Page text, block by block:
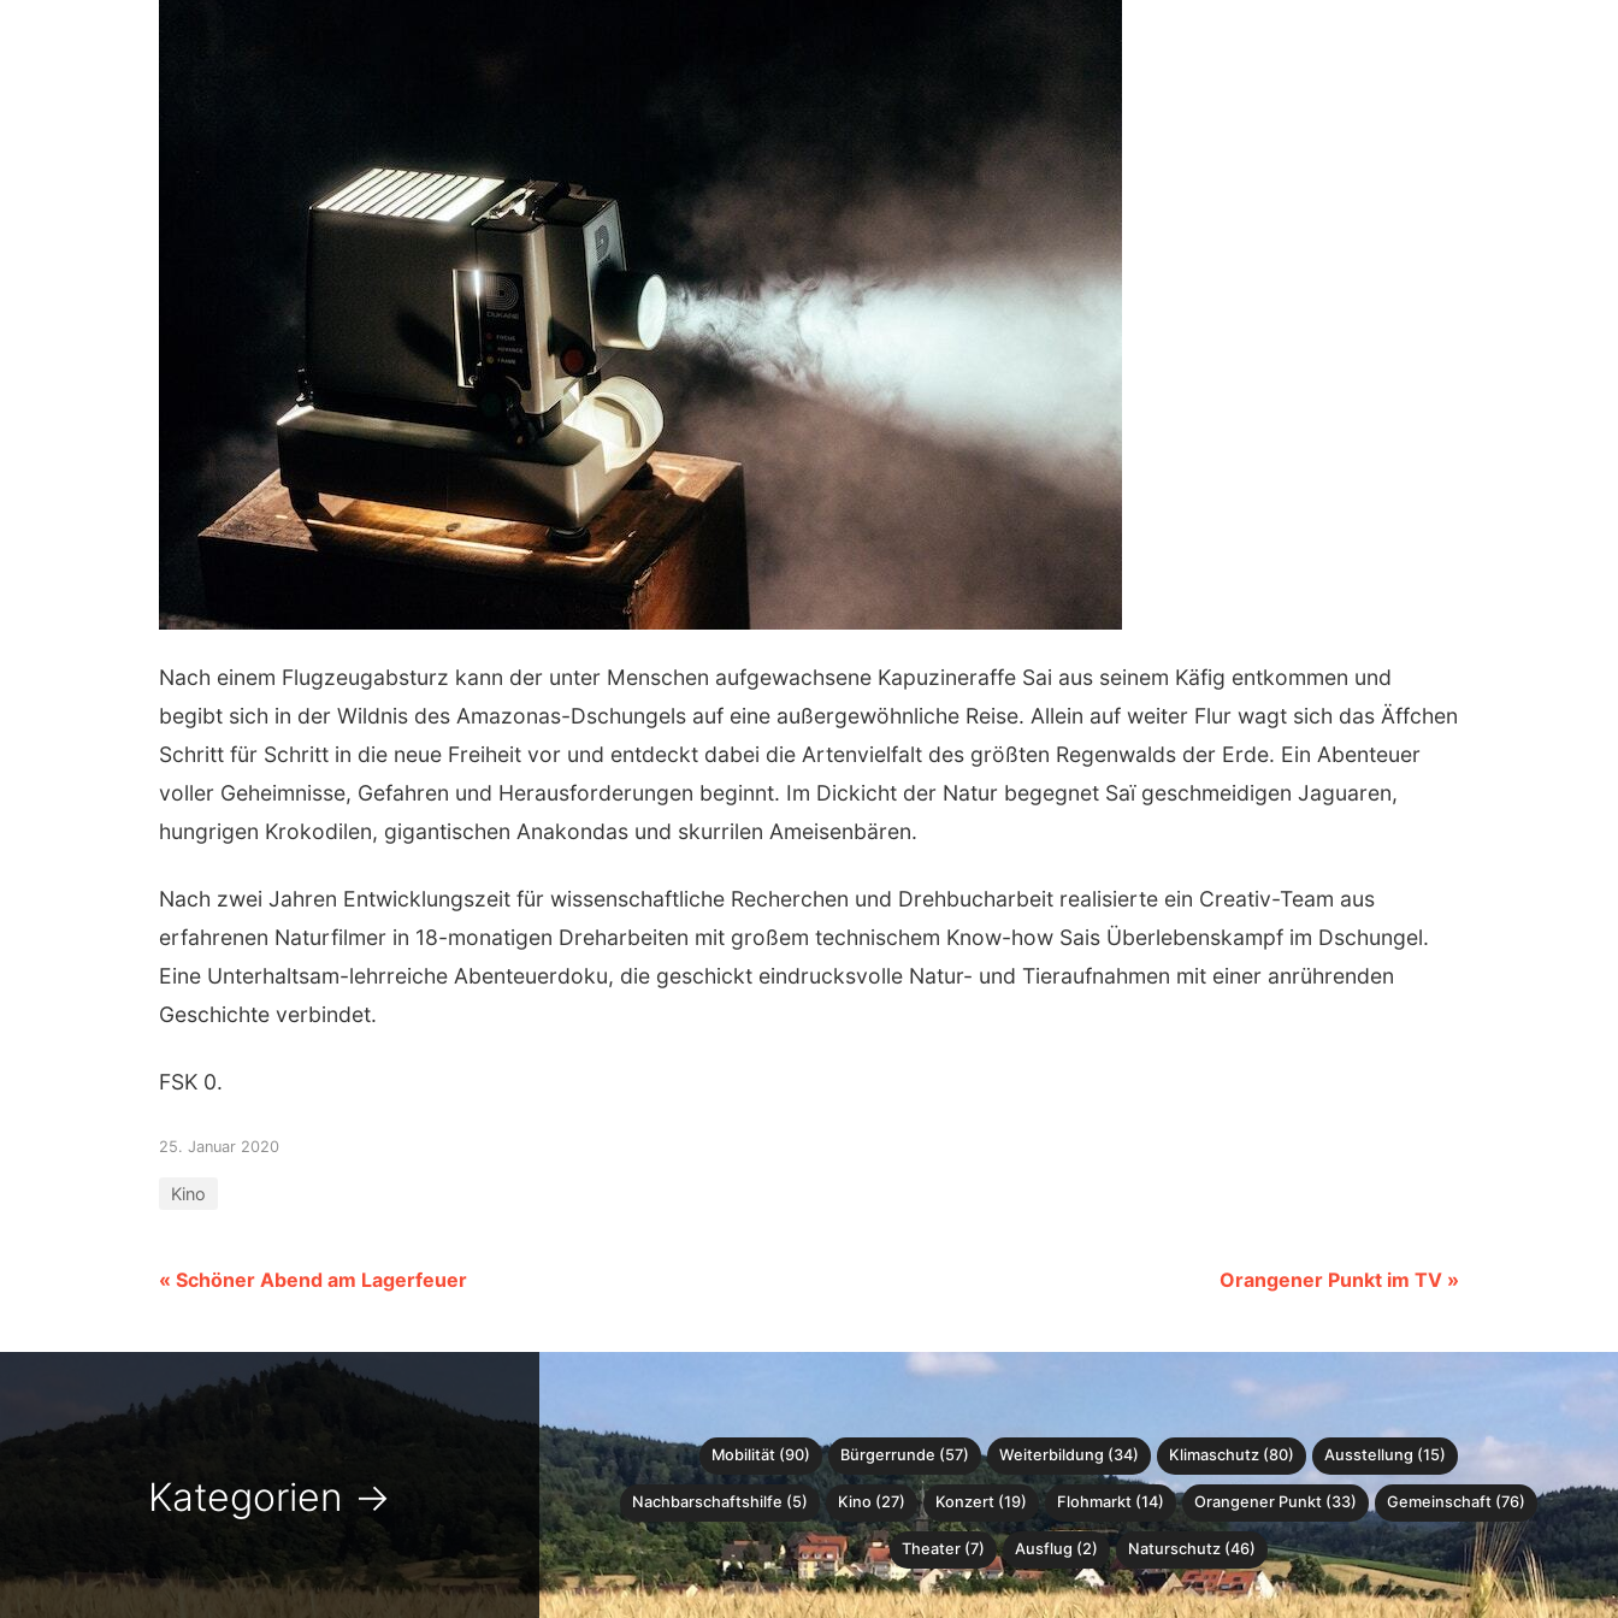
Nach einem Flugzeugabsturz kann der unter Menschen aufgewachsene Kapuzineraffe Sai aus seinem Käfig entkommen und
begibt sich in der Wildnis des Amazonas-Dschungels auf eine außergewöhnliche Reise. Allein auf weiter Flur wagt sich das Äffchen
Schritt für Schritt in die neue Freiheit vor und entdeckt dabei die Artenvielfalt des größten Regenwalds der Erde. Ein Abenteuer
voller Geheimnisse, Gefahren und Herausforderungen beginnt. Im Dickicht der Natur begegnet Saï geschmeidigen Jaguaren,
hungrigen Krokodilen, gigantischen Anakondas und skurrilen Ameisenbären.
Nach zwei Jahren Entwicklungszeit für wissenschaftliche Recherchen und Drehbucharbeit realisierte ein Creativ-Team aus
erfahrenen Naturfilmer in 18-monatigen Dreharbeiten mit großem technischem Know-how Sais Überlebenskampf im Dschungel.
Eine Unterhaltsam-lehrreiche Abenteuerdoku, die geschickt eindrucksvolle Natur- und Tieraufnahmen mit einer anrührenden
Geschichte verbindet.
FSK 0.
25. Januar 2020
Kino
« Schöner Abend am Lagerfeuer Orangener Punkt im TV »
Kategorien →
Mobilität (90) Bürgerrunde (57) Weiterbildung (34) Klimaschutz (80) Ausstellung (15)
Nachbarschaftshilfe (5) Kino (27) Konzert (19) Flohmarkt (14) Orangener Punkt (33) Gemeinschaft (76)
Theater (7) Ausflug (2) Naturschutz (46)